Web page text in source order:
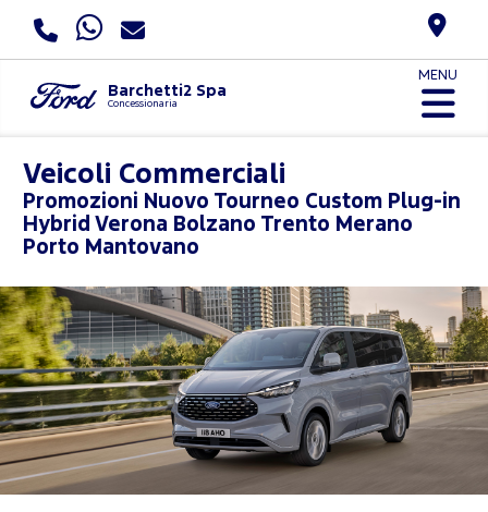
Barchetti2 Spa
Concessionaria
MENU
Veicoli Commerciali
Promozioni Nuovo Tourneo Custom Plug-in
Hybrid Verona Bolzano Trento Merano
Porto Mantovano